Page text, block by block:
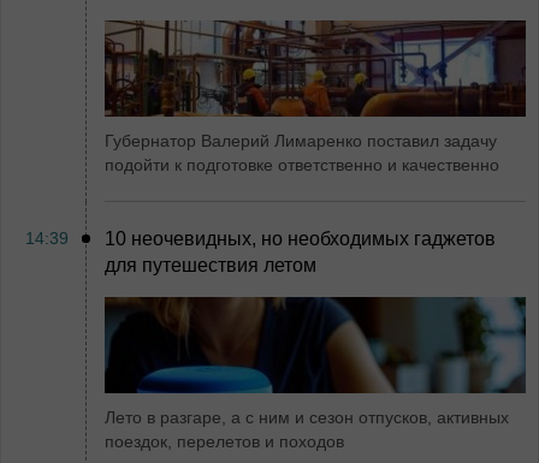
Губернатор Валерий Лимаренко поставил задачу
подойти к подготовке ответственно и качественно
14:39
10 неочевидных, но необходимых гаджетов
для путешествия летом
Лето в разгаре, а с ним и сезон отпусков, активных
поездок, перелетов и походов